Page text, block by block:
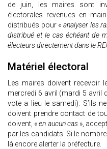
de juin, les maires sont
électorales revenues en
distribués pour « analyser les
distribué et le cas échéant de
électeurs directement dans le
Matériel électoral
Les maires doivent recevoir
mercredi 6 avril (mardi 5 avril
vote a lieu le samedi). S’ils
doivent prendre contact de
doivent, «en aucun cas »,
par les candidats. Si le
là encore alerter la préfecture.